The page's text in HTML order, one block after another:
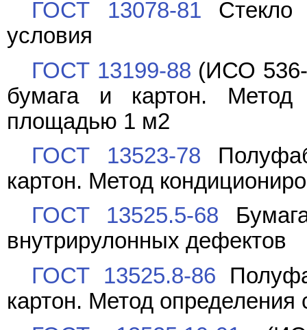
ГОСТ 13078-81 Стекло
условия
ГОСТ 13199-88 (ИСО 536-
бумага и картон. Метод
площадью 1 м2
ГОСТ 13523-78
картон. Метод
ГОСТ 13525.5-68
внутрирулонных дефектов
ГОСТ 13525.8-86
картон. Метод